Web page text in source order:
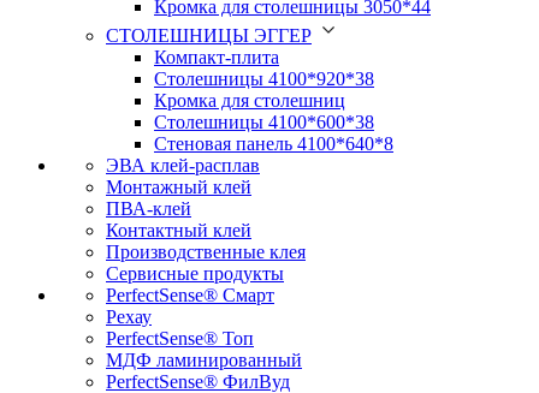
Кромка для столешницы 3050*44
СТОЛЕШНИЦЫ ЭГГЕР
Компакт-плита
Столешницы 4100*920*38
Кромка для столешниц
Столешницы 4100*600*38
Стеновая панель 4100*640*8
ЭВА клей-расплав
Монтажный клей
ПВА-клей
Контактный клей
Производственные клея
Сервисные продукты
PerfectSense® Смарт
Рехау
PerfectSense® Топ
МДФ ламинированный
PerfectSense® ФилВуд